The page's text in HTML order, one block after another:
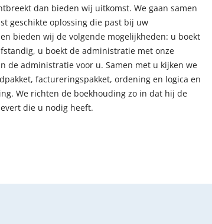
dan bieden wij uitkomst. We gaan samen
geschikte oplossing die past bij uw
bieden wij de volgende mogelijkheden: u boekt
u boekt de administratie met onze
de administratie voor u. Samen met u kijken we
factureringspakket, ordening en logica en
We richten de boekhouding zo in dat hij de
die u nodig heeft.